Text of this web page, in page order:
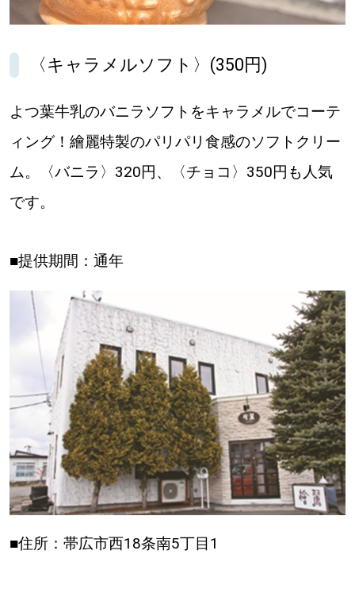
〈キャラメルソフト〉(350円)
よつ葉牛乳のバニラソフトをキャラメルでコーテ
ィング！繪麗特製のパリパリ食感のソフトクリー
ム。〈バニラ〉320円、〈チョコ〉350円も人気
です。
■提供期間：通年
■住所：帯広市西18条南5丁目1